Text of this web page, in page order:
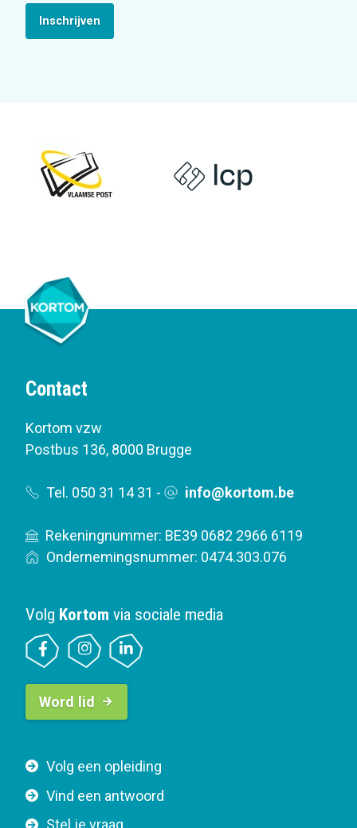
Inschrijven
Contact
Kortom vzw
Postbus 136, 8000 Brugge
Tel. 050 31 14 31 - info@kortom.be
Rekeningnummer: BE39 0682 2966 6119
Ondernemingsnummer: 0474.303.076
F
o
Volg een opleiding
Vind een antwoord
Volg Kortom via sociale media
B
t
o
n
Word lid